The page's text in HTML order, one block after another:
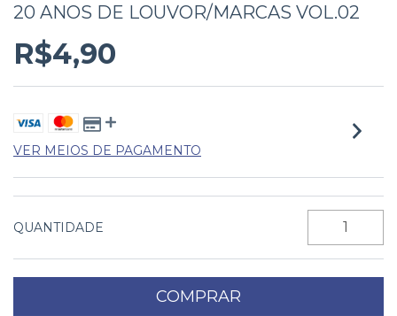
20 ANOS DE LOUVOR/MARCAS VOL.02
R$4,90
VER MEIOS DE PAGAMENTO
QUANTIDADE